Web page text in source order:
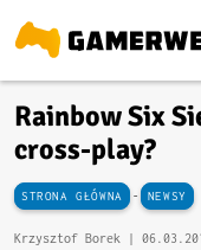
Rainbow Six
cross-play?
STRONA GŁÓWNA - NEWSY
Krzysztof Borek |